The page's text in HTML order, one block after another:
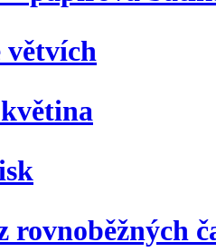
větvích
rovnoběžných